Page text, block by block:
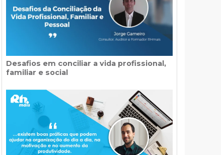
Desafios em conciliar a vida profissional,
familiar e social